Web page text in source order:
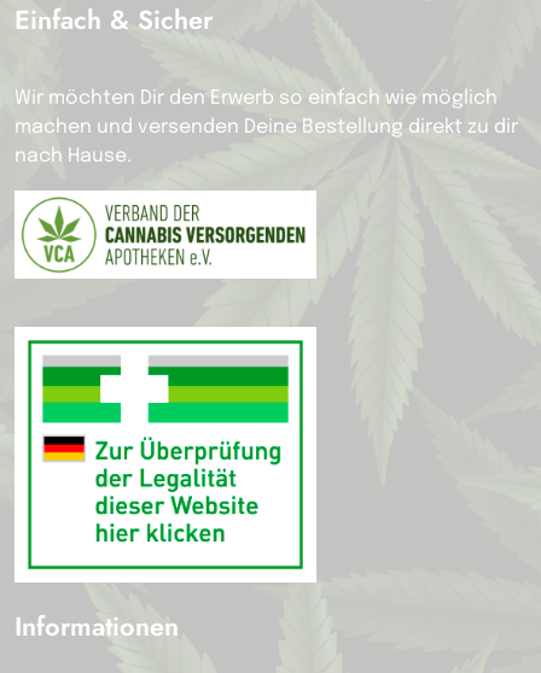
Einfach & Sicher
Wir möchten Dir den Erwerb so einfach wie möglich
machen und versenden Deine Bestellung direkt zu dir
nach Hause.
Informationen